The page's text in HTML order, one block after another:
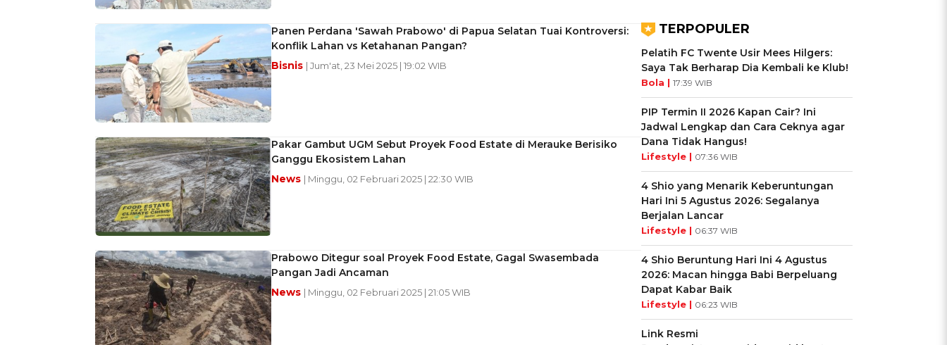
Panen Perdana 'Sawah Prabowo' di Papua Selatan Tuai Kontroversi:
Konflik Lahan vs Ketahanan Pangan?
Bisnis | Jum'at, 23 Mei 2025 | 19:02 WIB
Pakar Gambut UGM Sebut Proyek Food Estate di Merauke Berisiko
Ganggu Ekosistem Lahan
News | Minggu, 02 Februari 2025 | 22:30 WIB
Prabowo Ditegur soal Proyek Food Estate, Gagal Swasembada
Pangan Jadi Ancaman
News | Minggu, 02 Februari 2025 | 21:05 WIB
TERPOPULER
Pelatih FC Twente Usir Mees Hilgers:
Saya Tak Berharap Dia Kembali ke Klub!
Bola | 17:39 WIB
PIP Termin II 2026 Kapan Cair? Ini
Jadwal Lengkap dan Cara Ceknya agar
Dana Tidak Hangus!
Lifestyle | 07:36 WIB
4 Shio yang Menarik Keberuntungan
Hari Ini 5 Agustus 2026: Segalanya
Berjalan Lancar
Lifestyle | 06:37 WIB
4 Shio Beruntung Hari Ini 4 Agustus
2026: Macan hingga Babi Berpeluang
Dapat Kabar Baik
Lifestyle | 06:23 WIB
Link Resmi